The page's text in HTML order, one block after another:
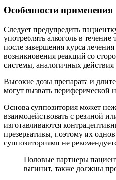
Особенности применения
Следует предупредить
употреблять алкоголь в
после завершения курса
возникновения реакций со
системы, аналогичных действия
Высокие дозы препарата и
могут вызвать периферической
Основа суппозитория может
взаимодействовать с резиной
изготавливаются
презервативы, поэтому их
суппозиториями не
Половые партнеры
вагинит, также должны